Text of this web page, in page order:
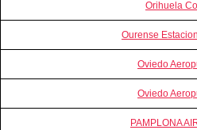
Orihuela
Ourense
Oviedo
Oviedo
PAMPLONA